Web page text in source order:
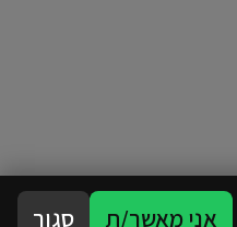
אני מאשר/ת סגור